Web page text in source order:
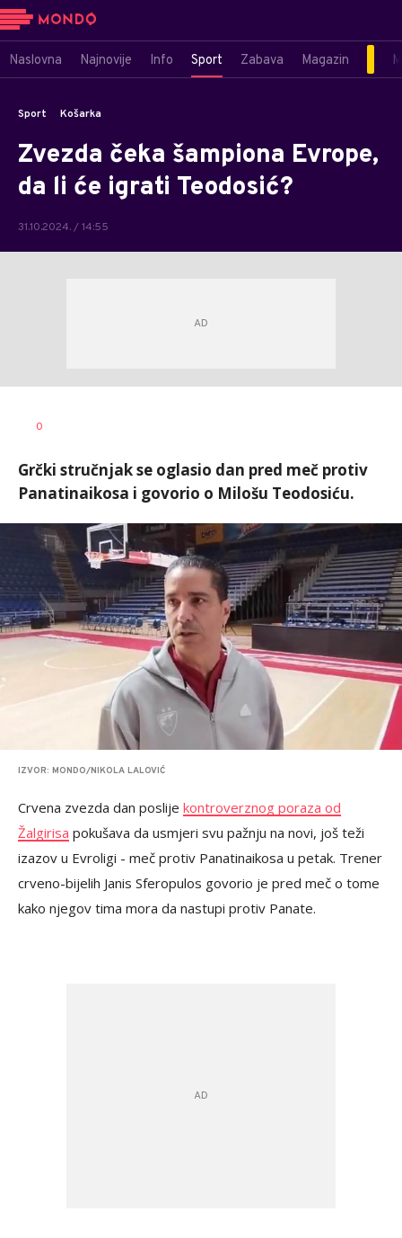
Naslovna Najnovije Info Sport Zabava Magazin
Sport Košarka
Zvezda čeka šampiona Evrope,
da li će igrati Teodosić?
31.10.2024. / 14:55
AUTOR
0
Grčki stručnjak se oglasio dan pred meč protiv
Panatinaikosa i govorio o Milošu Teodosiću.
IZVOR: MONDO/NIKOLA LALOVIĆ
Crvena zvezda dan poslije kontroverznog poraza od
Žalgirisa pokušava da usmjeri svu pažnju na novi, još teži
izazov u Evroligi - meč protiv Panatinaikosa u petak. Trener
crveno-bijelih Janis Sferopulos govorio je pred meč o tome
kako njegov tima mora da nastupi protiv Panate.